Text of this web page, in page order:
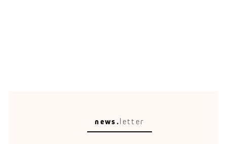
news.letter